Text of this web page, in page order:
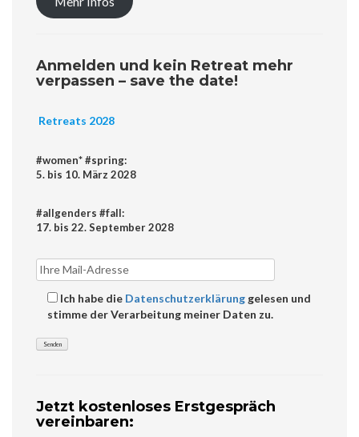
Anmelden und kein Retreat mehr
verpassen – save the date!
Retreats 2028
#women* #spring:
5. bis 10. März 2028
#allgenders #fall:
17. bis 22. September 2028
Ich habe die Datenschutzerklärung gelesen und
stimme der Verarbeitung meiner Daten zu.
Jetzt kostenloses Erstgespräch
vereinbaren: